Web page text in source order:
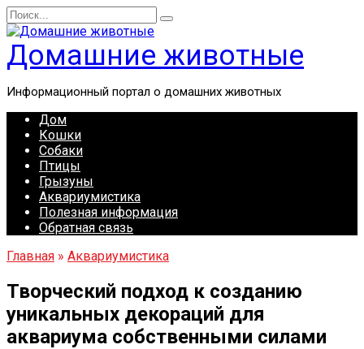
Перейти
к
содержанию
Search
for:
Домашние животные
Информационный портал о домашних животных
Дом
Кошки
Собаки
Птицы
Грызуны
Аквариумистика
Полезная информация
Обратная связь
Главная » Аквариумистика
Творческий подход к созданию
уникальных декораций для
аквариума собственными силами